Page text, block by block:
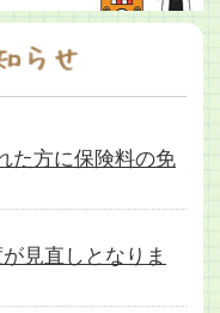
た方に保険料の免
見直しとなりま